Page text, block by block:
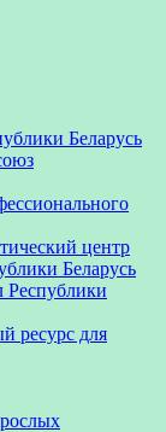
Беларусь
центр
Беларусь
Республики
ресурс для